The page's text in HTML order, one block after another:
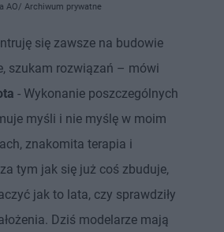
AO/ Archiwum prywatne
się zawsze na budowie
szukam rozwiązań – mówi
- Wykonanie poszczególnych
myśli i nie myślę w moim
znakomita terapia i
tym jak się już coś zbuduje,
jak to lata, czy sprawdziły
Dziś modelarze mają